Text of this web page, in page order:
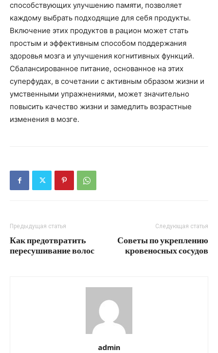
способствующих улучшению памяти, позволяет
каждому выбрать подходящие для себя продукты.
Включение этих продуктов в рацион может стать
простым и эффективным способом поддержания
здоровья мозга и улучшения когнитивных функций.
Сбалансированное питание, основанное на этих
суперфудах, в сочетании с активным образом жизни и
умственными упражнениями, может значительно
повысить качество жизни и замедлить возрастные
изменения в мозге.
Предыдущая статья
Как предотвратить
пересушивание волос
Следующая статья
Советы по укреплению
кровеносных сосудов
admin